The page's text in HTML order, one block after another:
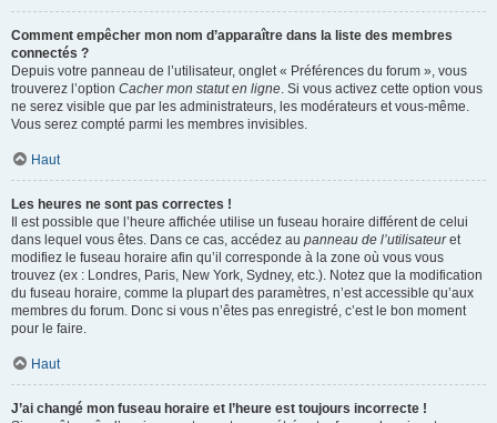
Comment empêcher mon nom d’apparaître dans la liste des membres
connectés ?
Depuis votre panneau de l’utilisateur, onglet « Préférences du forum », vous
trouverez l’option Cacher mon statut en ligne. Si vous activez cette option vous
ne serez visible que par les administrateurs, les modérateurs et vous-même.
Vous serez compté parmi les membres invisibles.
Haut
Les heures ne sont pas correctes !
Il est possible que l’heure affichée utilise un fuseau horaire différent de celui
dans lequel vous êtes. Dans ce cas, accédez au panneau de l’utilisateuret
modifiez le fuseau horaire afin qu’il corresponde à la zone où vous vous
trouvez (ex : Londres, Paris, New York, Sydney, etc.). Notez que la modification
du fuseau horaire, comme la plupart des paramètres, n’est accessible qu’aux
membres du forum. Donc si vous n’êtes pas enregistré, c’est le bon moment
pour le faire.
Haut
J’ai changé mon fuseau horaire et l’heure est toujours incorrecte !